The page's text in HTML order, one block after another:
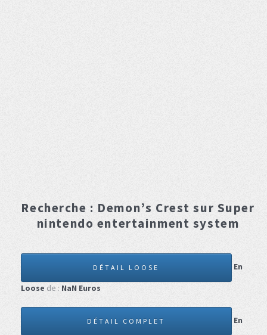
Recherche : Demon’s Crest sur Super
nintendo entertainment system
DÉTAIL LOOSE
En
Loose de : NaN Euros
DÉTAIL COMPLET
En